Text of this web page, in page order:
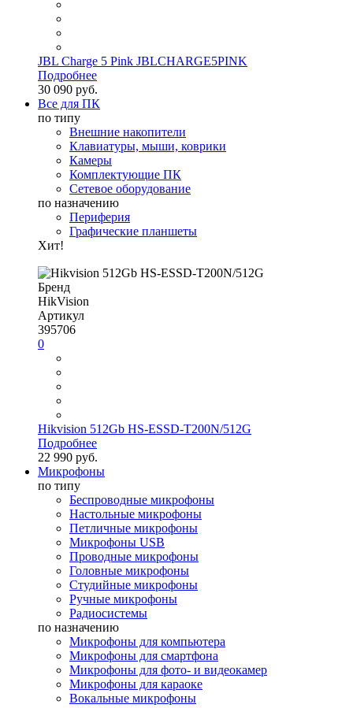
JBL Charge 5 Pink JBLCHARGE5PINK
Подробнее
30 090 руб.
Все для ПК
по типу
Внешние накопители
Клавиатуры, мыши, коврики
Камеры
Комплектующие ПК
Сетевое оборудование
по назначению
Периферия
Графические планшеты
Хит!
Бренд
HikVision
Артикул
395706
0
Hikvision 512Gb HS-ESSD-T200N/512G
Подробнее
22 990 руб.
Микрофоны
по типу
Беспроводные микрофоны
Настольные микрофоны
Петличные микрофоны
Микрофоны USB
Проводные микрофоны
Головные микрофоны
Студийные микрофоны
Ручные микрофоны
Радиосистемы
по назначению
Микрофоны для компьютера
Микрофоны для смартфона
Микрофоны для фото- и видеокамер
Микрофоны для караоке
Вокальные микрофоны